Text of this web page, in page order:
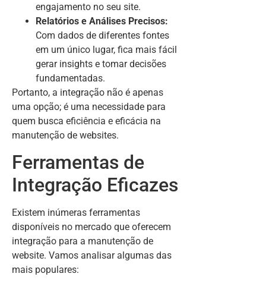
engajamento no seu site.
Relatórios e Análises Precisos:
Com dados de diferentes fontes
em um único lugar, fica mais fácil
gerar insights e tomar decisões
fundamentadas.
Portanto, a integração não é apenas
uma opção; é uma necessidade para
quem busca eficiência e eficácia na
manutenção de websites.
Ferramentas de
Integração Eficazes
Existem inúmeras ferramentas
disponíveis no mercado que oferecem
integração para a manutenção de
website. Vamos analisar algumas das
mais populares: